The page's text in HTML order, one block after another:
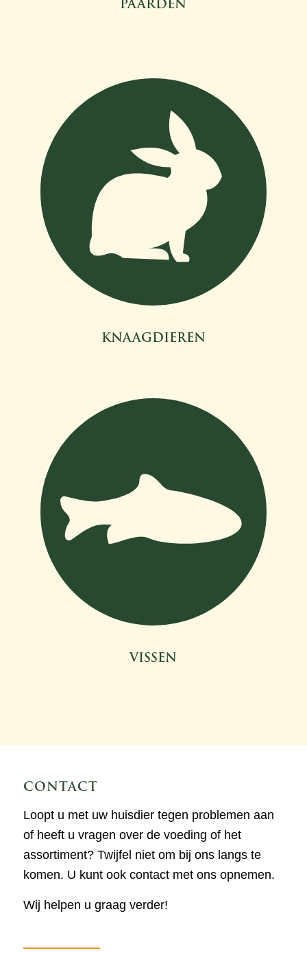
KNAAGDIEREN
VISSEN
CONTACT
Loopt u met uw huisdier tegen problemen aan
of heeft u vragen over de voeding of het
assortiment? Twijfel niet om bij ons langs te
komen. U kunt ook contact met ons opnemen.
Wij helpen u graag verder!